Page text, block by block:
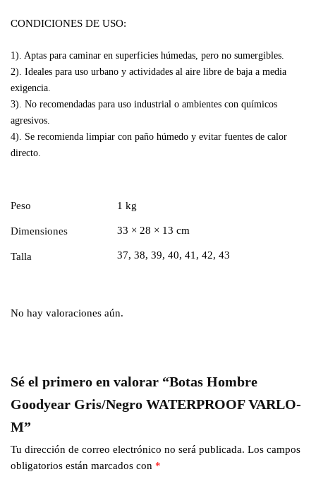
CONDICIONES DE USO:
1). Aptas para caminar en superficies húmedas, pero no sumergibles.
2). Ideales para uso urbano y actividades al aire libre de baja a media
exigencia.
3). No recomendadas para uso industrial o ambientes con químicos
agresivos.
4). Se recomienda limpiar con paño húmedo y evitar fuentes de calor
directo.
Peso 1 kg
Dimensiones 33 × 28 × 13 cm
Talla 37, 38, 39, 40, 41, 42, 43
No hay valoraciones aún.
Sé el primero en valorar “Botas Hombre
Goodyear Gris/Negro WATERPROOF VARLO-
M”
Tu dirección de correo electrónico no será publicada. Los campos
obligatorios están marcados con *